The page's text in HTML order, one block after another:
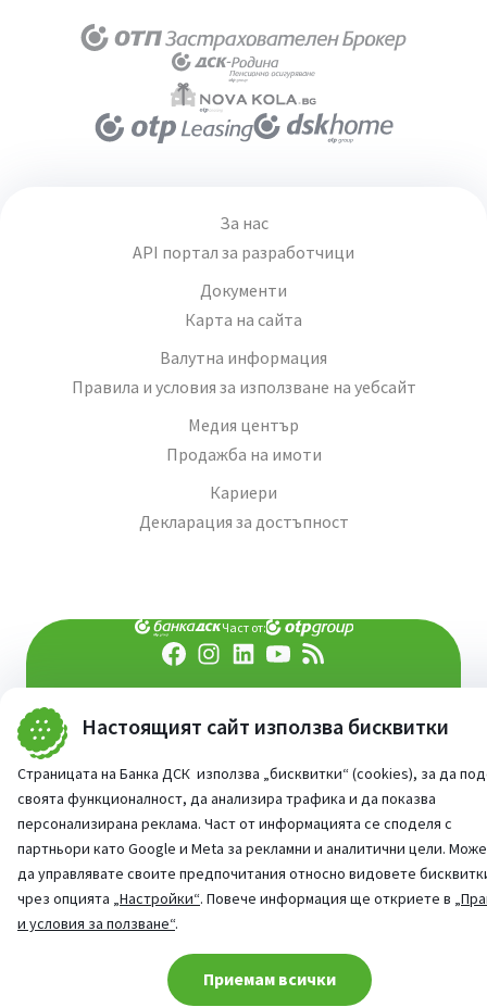
Настоящият сайт използва бисквитки
Страницата на Банка ДСК използва „бисквитки“ (cookies), за да
своята функционалност, да анализира трафика и да показва
персонализирана реклама. Част от информацията се споделя с
партньори като Google и Meta за рекламни и аналитични цели.
да управлявате своите предпочитания относно видовете
чрез опцията „Настройки“. Повече информация ще откриете в
и условия за ползване“.
Приемам всички
За нас
API портал за разработчици
Документи
Карта на сайта
Валутна информация
Правила и условия за използване на уебсайт
Медия център
Продажба на имоти
Кариери
Декларация за достъпност
Част от:
попитай AI асистента ни
©2026 Всички права запазени
Cookie consent change